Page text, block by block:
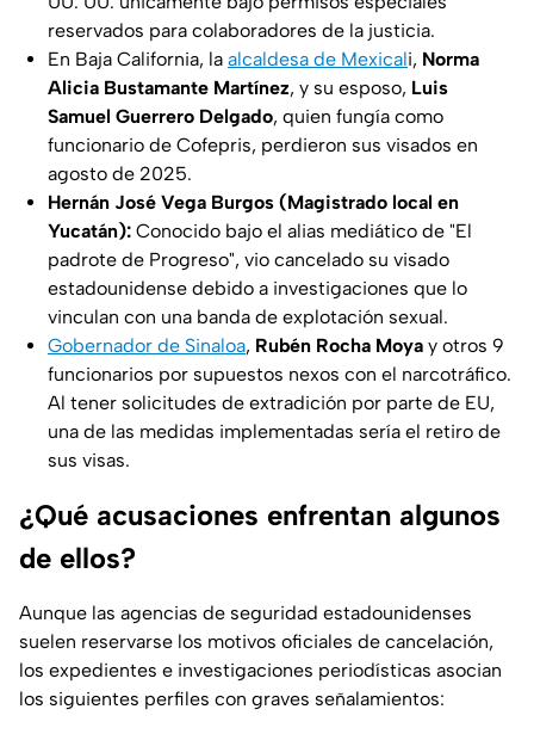
reservados para colaboradores de la justicia.
En Baja California, la alcaldesa de Mexicali, Norma
Alicia Bustamante Martínez, y su esposo, Luis
Samuel Guerrero Delgado, quien fungía como
funcionario de Cofepris, perdieron sus visados en
agosto de 2025.
Hernán José Vega Burgos (Magistrado local en
Yucatán): Conocido bajo el alias mediático de "El
padrote de Progreso", vio cancelado su visado
estadounidense debido a investigaciones que lo
vinculan con una banda de explotación sexual.
Gobernador de Sinaloa, Rubén Rocha Moya y otros 9
funcionarios por supuestos nexos con el narcotráfico.
Al tener solicitudes de extradición por parte de EU,
una de las medidas implementadas sería el retiro de
sus visas.
¿Qué acusaciones enfrentan algunos
de ellos?
Aunque las agencias de seguridad estadounidenses
suelen reservarse los motivos oficiales de cancelación,
los expedientes e investigaciones periodísticas asocian
los siguientes perfiles con graves señalamientos: